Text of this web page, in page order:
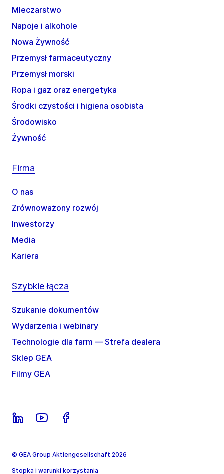
Mleczarstwo
Napoje i alkohole
Nowa Żywność
Przemysł farmaceutyczny
Przemysł morski
Ropa i gaz oraz energetyka
Środki czystości i higiena osobista
Środowisko
Żywność
Firma
O nas
Zrównoważony rozwój
Inwestorzy
Media
Kariera
Szybkie łącza
Szukanie dokumentów
Wydarzenia i webinary
Technologie dla farm — Strefa dealera
Sklep GEA
Filmy GEA
© GEA Group Aktiengesellschaft 2026
Stopka i warunki korzystania